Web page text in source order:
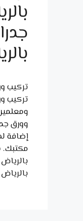
تركيب
تركيب
إضافة
مكتبك.